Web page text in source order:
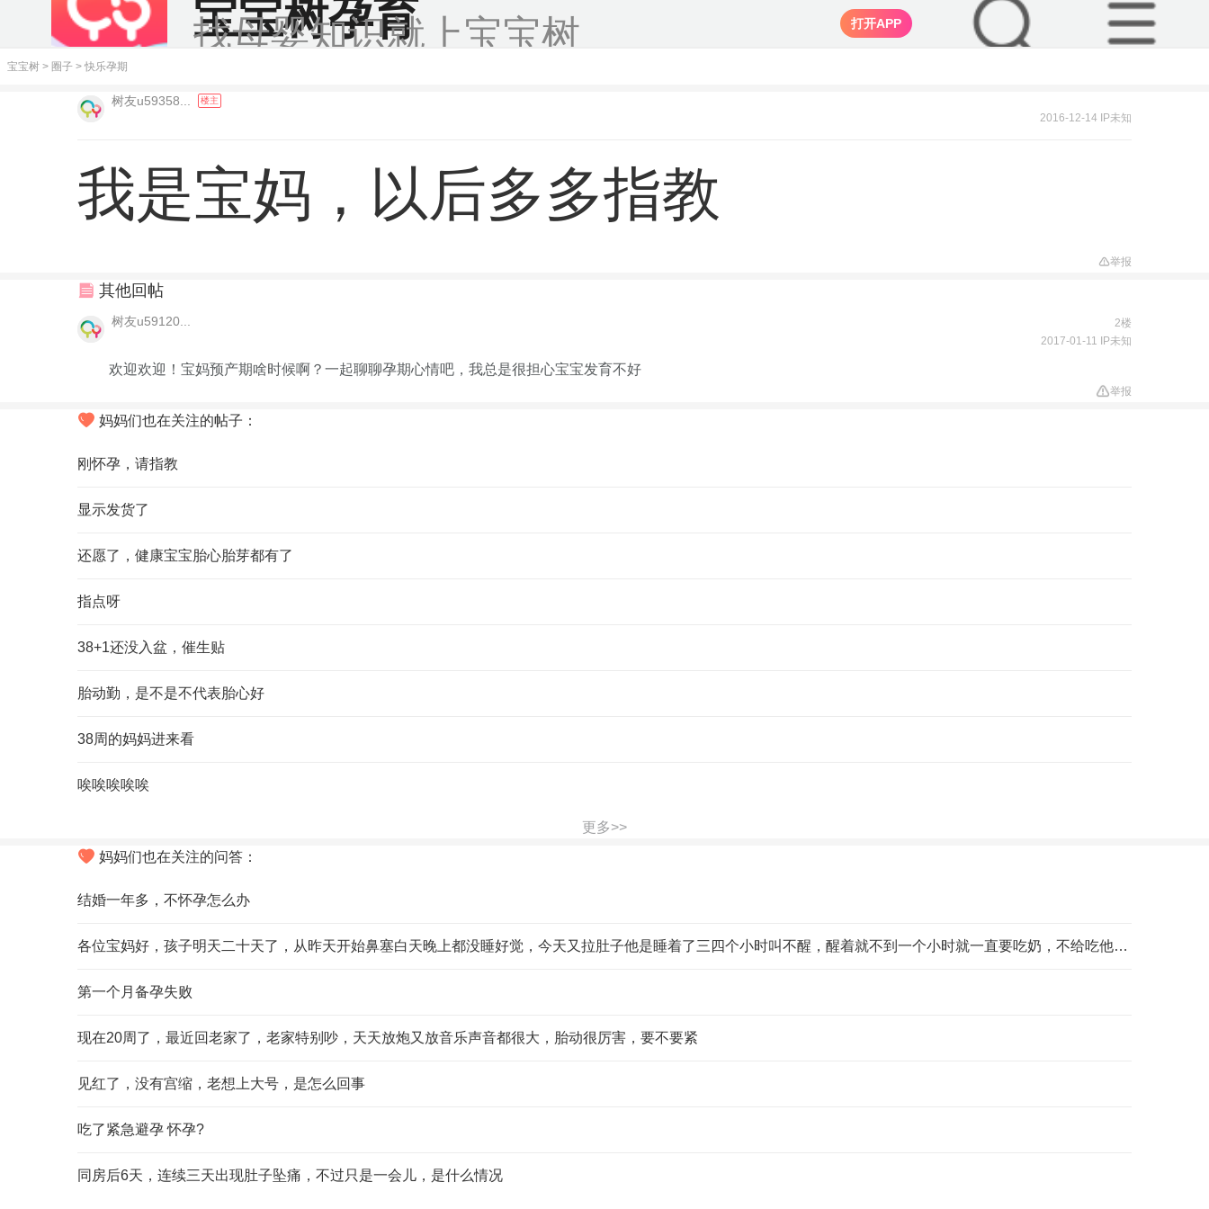
宝宝树孕育
找母婴知识就上宝宝树 打开APP
宝宝树 > 圈子 > 快乐孕期
树友u59358... 楼主
2016-12-14 IP未知
我是宝妈，以后多多指教
举报
其他回帖
树友u59120...
2楼
2017-01-11 IP未知
欢迎欢迎！宝妈预产期啥时候啊？一起聊聊孕期心情吧，我总是很担心宝宝发育不好
举报
妈妈们也在关注的帖子：
刚怀孕，请指教
显示发货了
还愿了，健康宝宝胎心胎芽都有了
指点呀
38+1还没入盆，催生贴
胎动勤，是不是不代表胎心好
38周的妈妈进来看
唉唉唉唉唉
更多>>
妈妈们也在关注的问答：
结婚一年多，不怀孕怎么办
各位宝妈好，孩子明天二十天了，从昨天开始鼻塞白天晚上都没睡好觉，今天又拉肚子他是睡着了三四个小时叫不醒，醒着就不到一个小时就一直要吃奶，不给吃他还哭，怎么办
第一个月备孕失败
现在20周了，最近回老家了，老家特别吵，天天放炮又放音乐声音都很大，胎动很厉害，要不要紧
见红了，没有宫缩，老想上大号，是怎么回事
吃了紧急避孕 怀孕?
同房后6天，连续三天出现肚子坠痛，不过只是一会儿，是什么情况